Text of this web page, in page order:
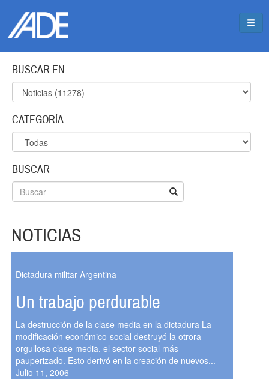
BUSCAR EN
CATEGORÍA
BUSCAR
NOTICIAS
Dictadura militar Argentina
Un trabajo perdurable
La destrucción de la clase media en la dictadura La
modificación económico-social destruyó la otrora
orgullosa clase media, el sector social más
pauperizado. Esto derivó en la creación de nuevos...
Julio 11, 2006